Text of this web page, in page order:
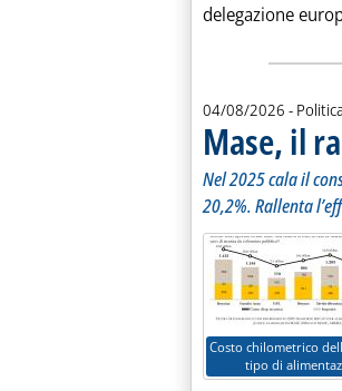
delegazione
04/08/2026 -
Mase, il
Nel 2025 cala il
20,2%. Rallenta
Costo chilometrico
tipo di